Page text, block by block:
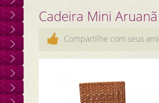
Cadeira Mini Aruanã
Compartilhe com seus